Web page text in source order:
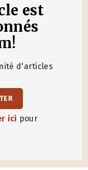
est
d'articles
ici pour